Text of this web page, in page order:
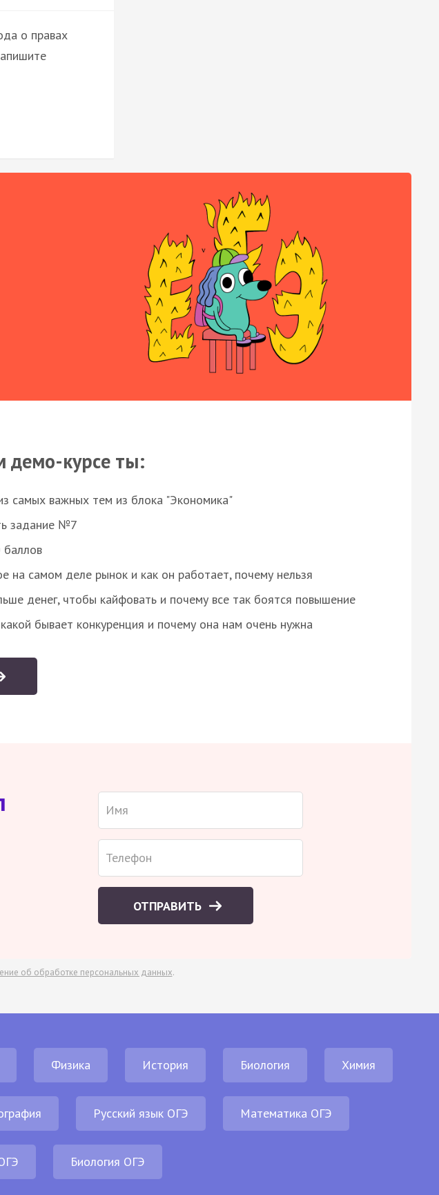
о правах
демо-курсе ты:
самых важных тем из блока "Экономика"
задание №7
на самом деле рынок и как он работает, почему нельзя
денег, чтобы кайфовать и почему все так боятся повышение
бывает конкуренция и почему она нам очень нужна
ОТПРАВИТЬ
об обработке персональных данных.
Физика История Биология Химия
Русский язык ОГЭ Математика ОГЭ
Биология ОГЭ